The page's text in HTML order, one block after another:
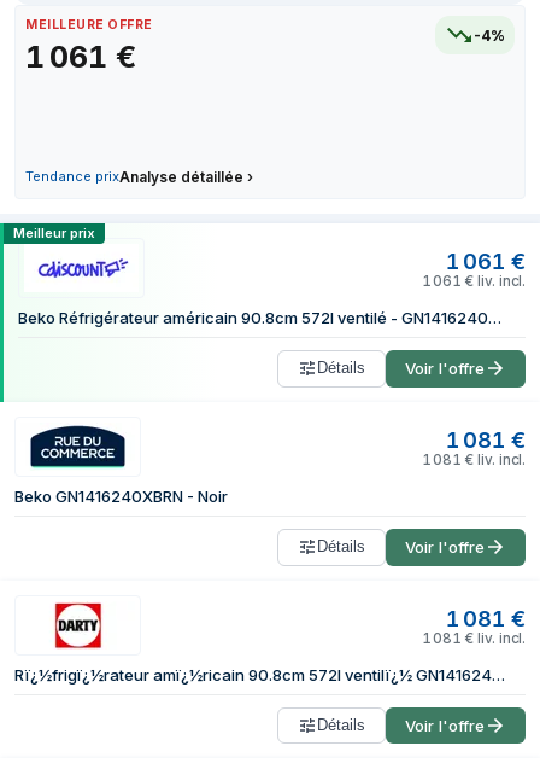
MEILLEURE OFFRE
1 061 €
-4%
Tendance prixAnalyse détaillée ›
20 juin 2026
3 juillet 2026
Comparer les prix de Beko
Meilleur prix
1 061 €
1 061 € liv. incl.
Beko Réfrigérateur américain 90.8cm 572l ventilé - GN1416240XBRN
Détails Voir l'offre
1 081 €
1 081 € liv. incl.
Beko GN1416240XBRN - Noir
Détails Voir l'offre
1 081 €
1 081 € liv. incl.
Rï¿½frigï¿½rateur amï¿½ricain 90.8cm 572l ventilï¿½ GN1416240XBRN
Détails Voir l'offre